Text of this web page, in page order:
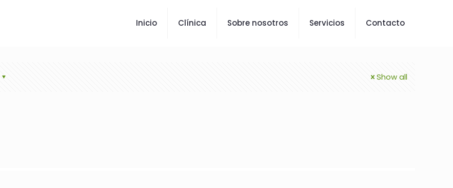
Inicio Clínica Sobre nosotros Servicios Contacto
Show all